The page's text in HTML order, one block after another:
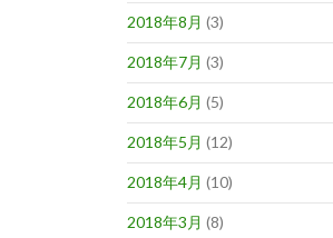
2018年8月 (3)
2018年7月 (3)
2018年6月 (5)
2018年5月 (12)
2018年4月 (10)
2018年3月 (8)